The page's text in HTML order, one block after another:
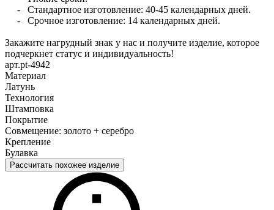
- Стандартное изготовление: 40-45 календарных дней.
- Срочное изготовление: 14 календарных дней.
Закажите нагрудный знак у нас и получите изделие, которое
подчеркнет статус и индивидуальность!
арт.pt-4942
Материал
Латунь
Технология
Штамповка
Покрытие
Совмещение: золото + серебро
Крепление
Булавка
Рассчитать похожее изделие